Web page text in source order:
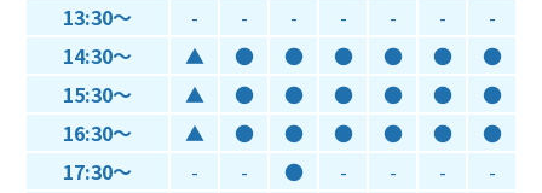
13:30～
- - - - - -
-
14:30～
▲ ● ● ● ● ●
●
15:30～
▲ ● ● ● ● ●
●
16:30～
▲ ● ● ● ● ●
●
17:30～
- - ● - - -
-